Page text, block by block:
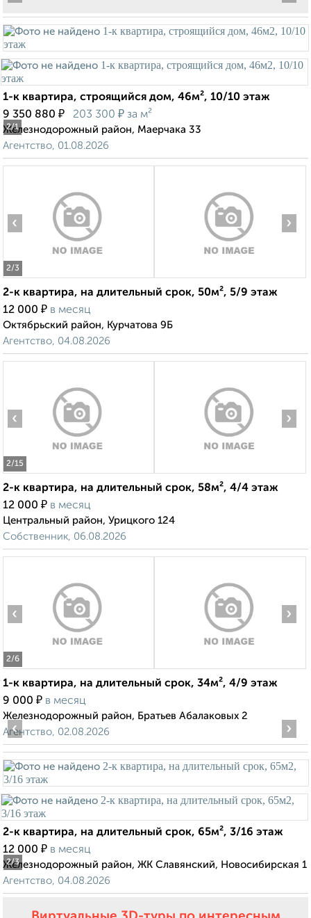
2/1
1-к квартира, строящийся дом, 46м², 10/10 этаж
9 350 880 ₽ 203 300 ₽ за м²
Железнодорожный район, Маерчака 33
Агентство, 01.08.2026
2/3
‹ ›
2-к квартира, на длительный срок, 50м², 5/9 этаж
12 000 ₽ в месяц
Октябрьский район, Курчатова 9Б
Агентство, 04.08.2026
2/15
‹ ›
2-к квартира, на длительный срок, 58м², 4/4 этаж
12 000 ₽ в месяц
Центральный район, Урицкого 124
Собственник, 06.08.2026
2/6
‹ ›
1-к квартира, на длительный срок, 34м², 4/9 этаж
9 000 ₽ в месяц
Железнодорожный район, Братьев Абалаковых 2
Агентство, 02.08.2026
2/3
‹ ›
2-к квартира, на длительный срок, 65м², 3/16 этаж
12 000 ₽ в месяц
Железнодорожный район, ЖК Славянский, Новосибирская 1
Агентство, 04.08.2026